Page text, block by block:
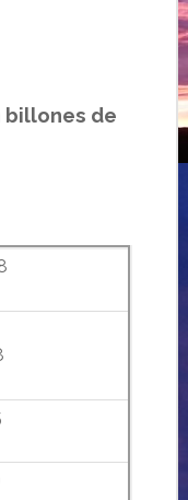
billones de